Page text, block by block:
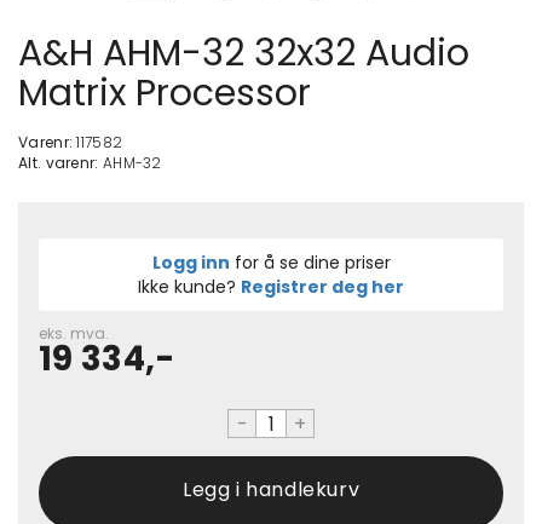
A&H AHM-32 32x32 Audio
Matrix Processor
Varenr:117582
Alt. varenr: AHM-32
Logg inn for å se dine priser
Ikke kunde? Registrer deg her
eks. mva.
19 334,-
- +